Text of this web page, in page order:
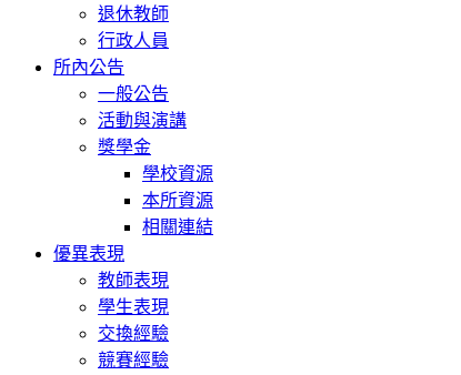
退休教師
行政人員
所內公告
一般公告
活動與演講
獎學金
學校資源
本所資源
相關連結
優異表現
教師表現
學生表現
交換經驗
競賽經驗